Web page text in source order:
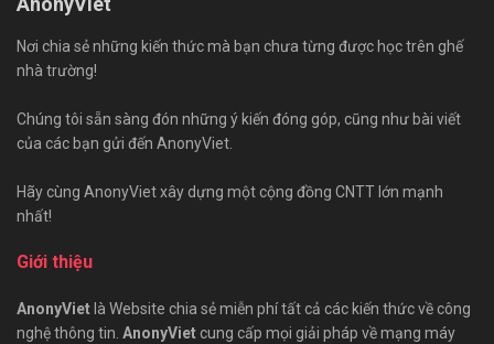
Nơi chia sẻ những kiến thức mà bạn chưa từng được học trên ghế
nhà trường!
Chúng tôi sẵn sàng đón những ý kiến đóng góp, cũng như bài viết
của các bạn gửi đến AnonyViet.
Hãy cùng AnonyViet xây dựng một cộng đồng CNTT lớn mạnh
nhất!
Giới thiệu
AnonyViet là Website chia sẻ miễn phí tất cả các kiến thức về công
nghệ thông tin. AnonyViet cung cấp mọi giải pháp về mạng máy